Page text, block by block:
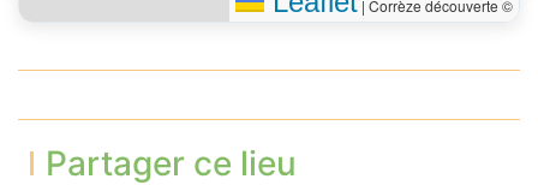
| Corrèze découverte ©
Partager ce lieu